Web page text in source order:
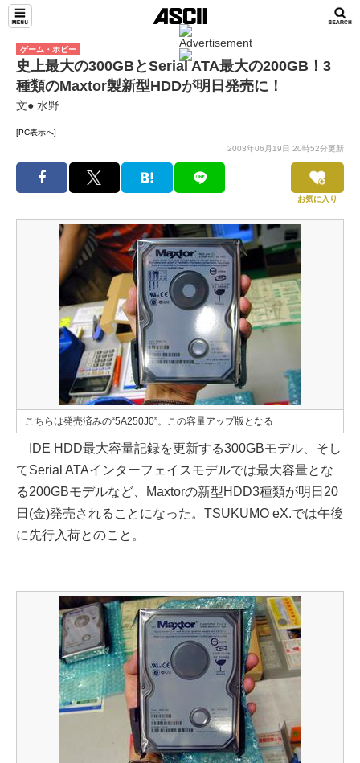
ゲーム・ホビー
史上最大の300GBとSerial ATA最大の200GB！3
種類のMaxtor製新型HDDが明日発売に！
文● 水野
[PC表示へ]
2003年06月19日 20時52分更新
お気に入り
こちらは発売済みの“5A250J0”。この容量アップ版となる
IDE HDD最大容量記録を更新する300GBモデル、そし
てSerial ATAインターフェイスモデルでは最大容量とな
る200GBモデルなど、Maxtorの新型HDD3種類が明日20
日(金)発売されることになった。TSUKUMO eX.では午後
に先行入荷とのこと。